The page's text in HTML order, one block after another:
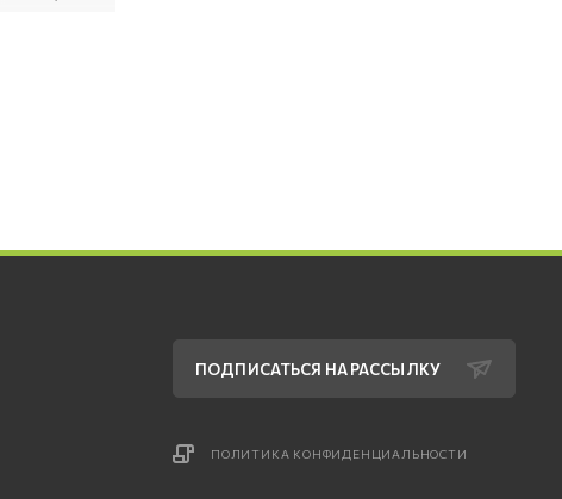
ПОДПИСАТЬСЯ НА РАССЫЛКУ
ПОЛИТИКА КОНФИДЕНЦИАЛЬНОСТИ